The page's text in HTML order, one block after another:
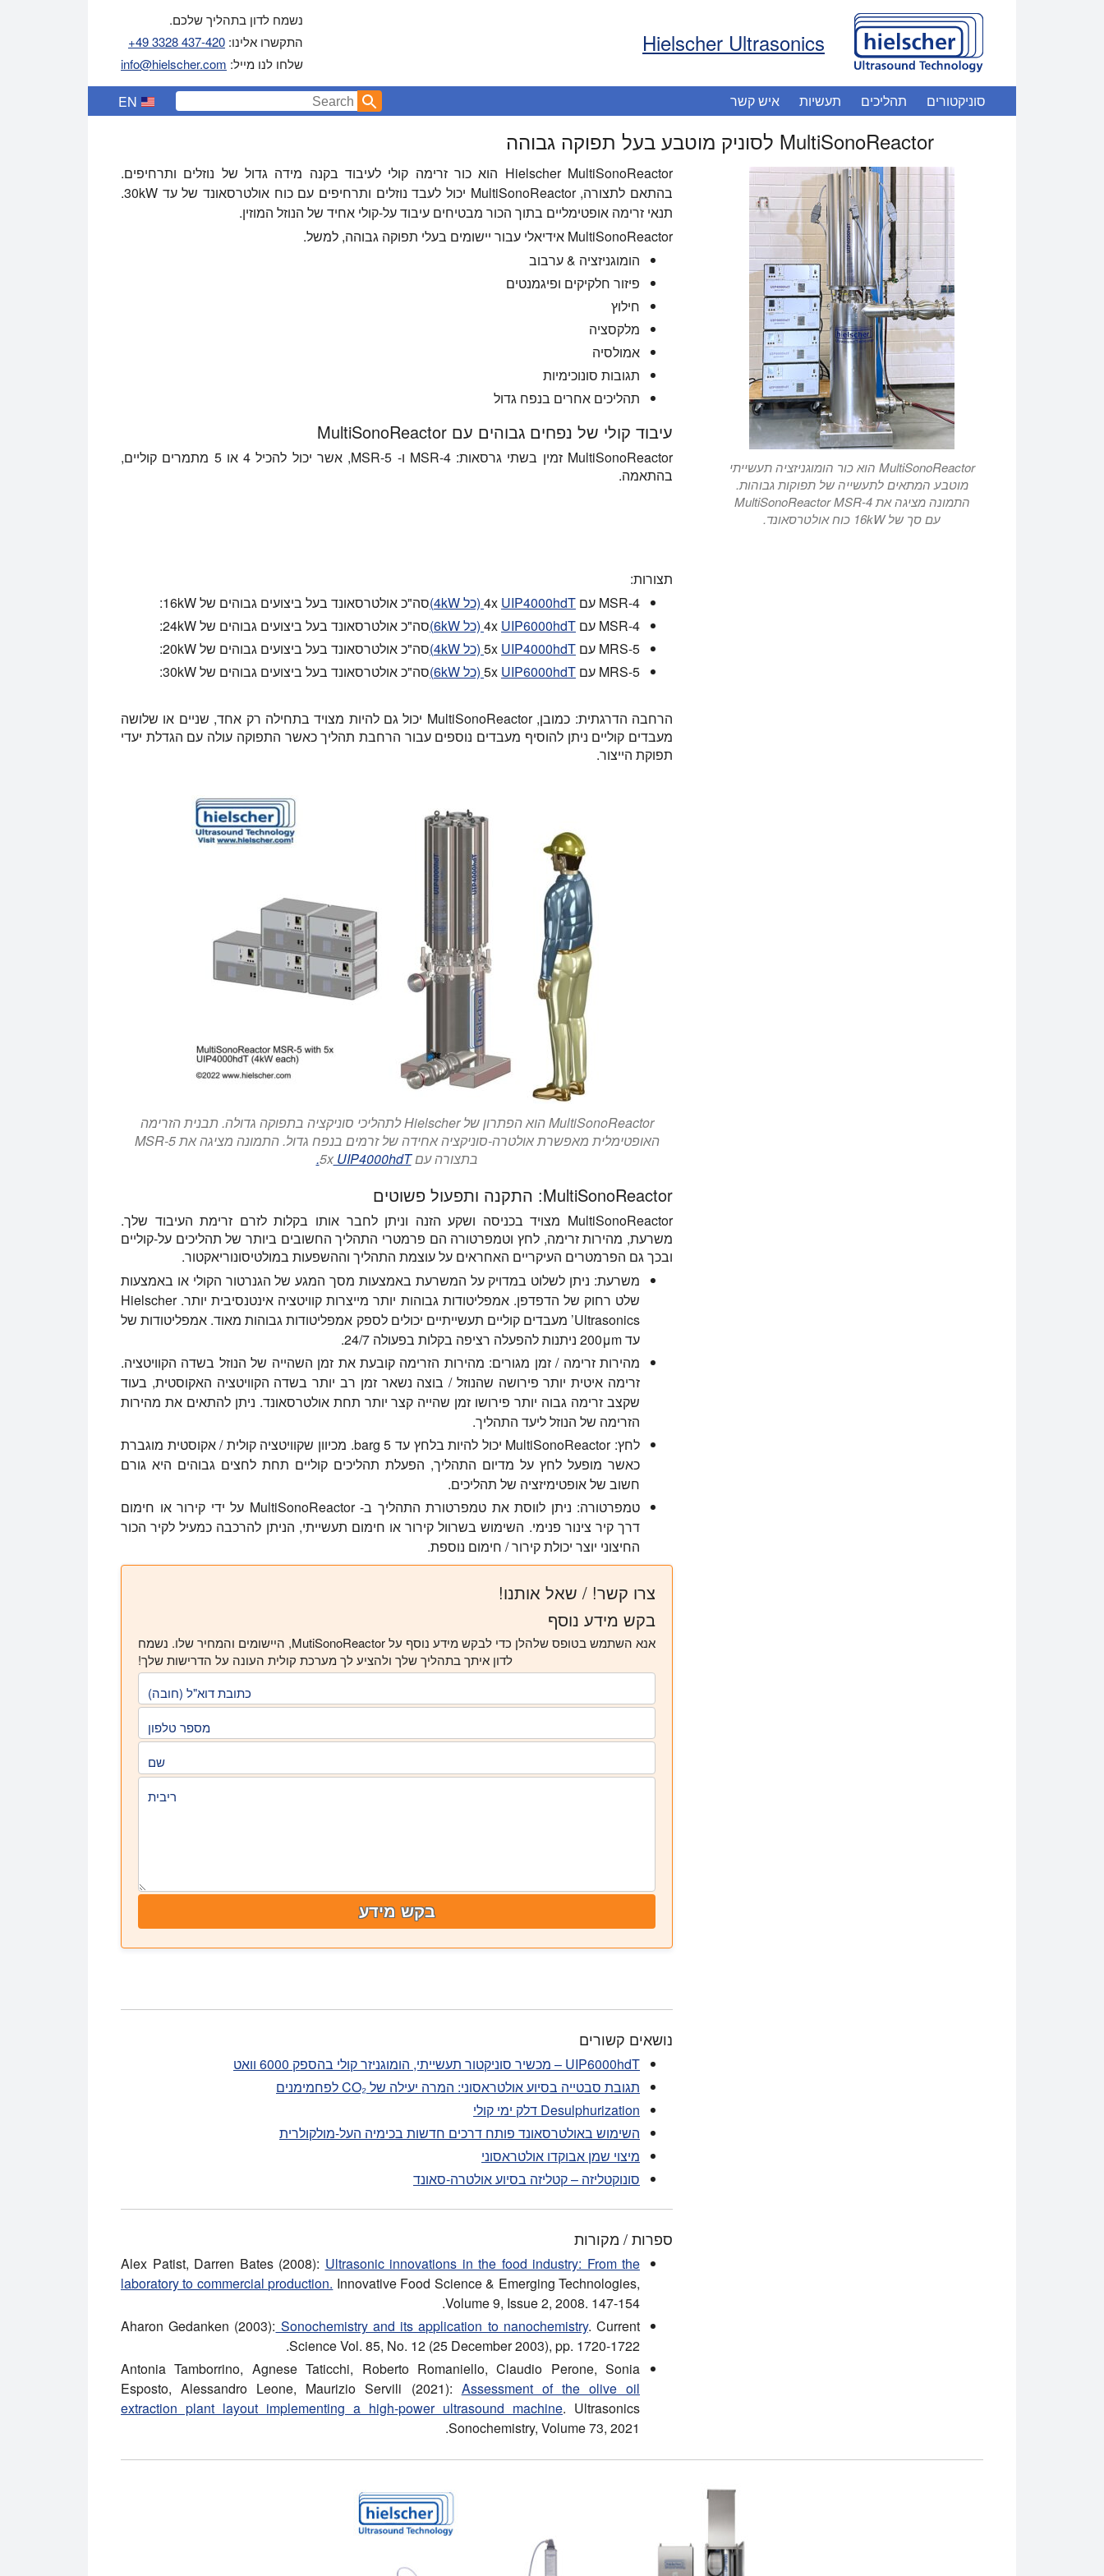
Hielscher Ultrasonics
נשמח לדון בתהליך שלכם.
התקשרו אלינו: +49 3328 437-420
שלחו לנו מייל: info@hielscher.com
סוניקטורים תהליכים תעשיות איש קשר EN
MultiSonoReactor לסוניק מוטבע בעל תפוקה גבוהה
Hielscher MultiSonoReactor הוא כור זרימה קולי לעיבוד בקנה מידה גדול של נוזלים ותרחיפים.
בהתאם לתצורה, MultiSonoReactor יכול לעבד נוזלים ותרחיפים עם כוח אולטרסאונד של עד 30kW.
תנאי זרימה אופטימליים בתוך הכור מבטיחים עיבוד על-קולי אחיד של הנוזל המוזין.
MultiSonoReactor אידיאלי עבור יישומים בעלי תפוקה גבוהה, למשל.
הומוגניזציה & ערבוב
פיזור חלקיקים ופיגמנטים
חילוץ
מלקסציה
אמולסיה
תגובות סונוכימיות
תהליכים אחרים בנפח גדול
עיבוד קולי של נפחים גבוהים עם MultiSonoReactor
MultiSonoReactor זמין בשתי גרסאות: MSR-4 ו- MSR-5, אשר יכול להכיל 4 או 5 מתמרים קוליים,
בהתאמה.
MultiSonoReactor הוא כור הומוגניזציה תעשייתי
מוטבע המתאים לתעשייה של תפוקות גבוהות.
התמונה מציגה את MultiSonoReactor MSR-4
עם סך של 16kW כוח אולטרסאונד.
תצורות:
MSR-4 עם 4x
UIP4000hdT (כל 4kW)
סה"כ אולטרסאונד בעל ביצועים גבוהים של 16kW:
MSR-4 עם 4x
UIP6000hdT (כל 6kW)
סה"כ אולטרסאונד בעל ביצועים גבוהים של 24kW:
MRS-5 עם 5x
UIP4000hdT (כל 4kW)
סה"כ אולטרסאונד בעל ביצועים גבוהים של 20kW:
MRS-5 עם 5x
UIP6000hdT (כל 6kW) סה"כ אולטרסאונד בעל ביצועים גבוהים של 30kW:
הרחבה הדרגתית:
כמובן, MultiSonoReactor יכול גם להיות מצויד בתחילה רק אחד, שניים או שלושה
מעבדים קוליים ניתן להוסיף מעבדים נוספים עבור הרחבת תהליך כאשר התפוקה עולה עם הגדלת יעדי
תפוקת הייצור.
MultiSonoReactor הוא הפתרון של Hielscher לתהליכי סוניקציה בתפוקה גדולה. תבנית הזרימה
האופטימלית מאפשרת אולטרה-סוניקציה אחידה של זרמים בנפח גדול. התמונה מציגה את MSR-5
בתצורה עם 5xUIP4000hdT.
MultiSonoReactor: התקנה ותפעול פשוטים
MultiSonoReactor מצויד בכניסה ושקע הזנה וניתן לחבר אותו בקלות לזרם זרימת העיבוד שלך.
משרעת, מהירות זרימה, לחץ וטמפרטורה הם פרמטרי התהליך החשובים ביותר של תהליכים על-קוליים
ובכך גם הפרמטרים העיקריים האחראים על עוצמת התהליך וההשפעות במולטיסונוריאקטור.
משרעת: ניתן לשלוט במדויק על המשרעת באמצעות מסך המגע של הגנרטור הקולי או באמצעות
שלט רחוק של הדפדפן. אמפליטודות גבוהות יותר מייצרות קוויטציה אינטנסיבית יותר. Hielscher
Ultrasonics’ מעבדים קוליים תעשייתיים יכולים לספק אמפליטודות גבוהות מאוד. אמפליטודות של
עד 200μm ניתנות להפעלה רציפה בקלות בפעולה 24/7.
מהירות זרימה / זמן מגורים: מהירות הזרימה קובעת את זמן השהייה של הנוזל בשדה הקוויטציה.
זרימה איטית יותר פירושה שהנוזל / בוצה נשאר זמן רב יותר בשדה הקוויטציה האקוסטית, בעוד
שקצב זרימה גבוה יותר פירושו זמן שהייה קצר יותר תחת אולטרסאונד. ניתן להתאים את מהירות
הזרימה של הנוזל ליעד התהליך.
לחץ:
MultiSonoReactor יכול להיות בלחץ עד 5 barg. מכיוון שקוויטציה קולית / אקוסטית מוגברת
כאשר מופעל לחץ על מדיום התהליך, הפעלת תהליכים קוליים תחת לחצים גבוהים היא גורם
חשוב של אופטימיזציה של תהליכים.
טמפרטורה:
ניתן לווסת את טמפרטורת התהליך ב- MultiSonoReactor על ידי קירור או חימום
דרך קיר צינור פנימי. השימוש בשרוול קירור או חימום תעשייתי, הניתן להרכבה כמעיל לקיר הכור
החיצוני יוצר יכולת קירור / חימום נוספת.
צרו קשר! / שאל אותנו!
בקש מידע נוסף
אנא השתמש בטופס שלהלן כדי לבקש מידע נוסף על MutiSonoReactor, היישומים והמחיר שלו. נשמח
לדון איתך בתהליך שלך ולהציע לך מערכת קולית העונה על הדרישות שלך!
כתובת דוא"ל (חובה)
מספר טלפון
שם
ריבית
בקש מידע
נושאים קשורים
UIP6000hdT – מכשיר סוניקטור תעשייתי, הומוגניזר קולי בהספק 6000 וואט
תגובת סבטייה בסיוע אולטראסוני: המרה יעילה של CO₂ לפחמימנים
Desulphurization דלק ימי קולי
השימוש באולטרסאונד פותח דרכים חדשות בכימיה העל-מולקולרית
מיצוי שמן אבוקדו אולטראסוני
סונוקטליזה – קטליזה בסיוע אולטרה-סאונד
ספרות / מקורות
Alex Patist, Darren Bates (2008): Ultrasonic innovations in the food industry: From the
laboratory to commercial production. Innovative Food Science & Emerging Technologies,
Volume 9, Issue 2, 2008. 147-154.
Aharon Gedanken (2003): Sonochemistry and its application to nanochemistry. Current
Science Vol. 85, No. 12 (25 December 2003), pp. 1720-1722.
Antonia Tamborrino, Agnese Taticchi, Roberto Romaniello, Claudio Perone, Sonia
Esposto, Alessandro Leone, Maurizio Servili (2021): Assessment of the olive oil
extraction plant layout implementing a high-power ultrasound machine. Ultrasonics
Sonochemistry, Volume 73, 2021.